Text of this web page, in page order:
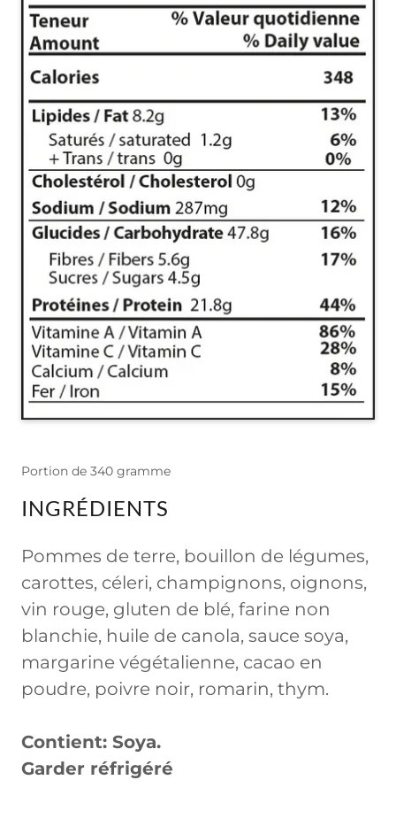
Portion de 340 gramme
INGRÉDIENTS
Pommes de terre, bouillon de légumes,
carottes, céleri, champignons, oignons,
vin rouge, gluten de blé, farine non
blanchie, huile de canola, sauce soya,
margarine végétalienne, cacao en
poudre, poivre noir, romarin, thym.
Contient: Soya.
Garder réfrigéré